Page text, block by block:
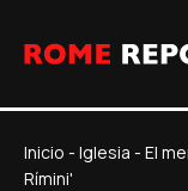
Inicio - Iglesia - El
Rímini'